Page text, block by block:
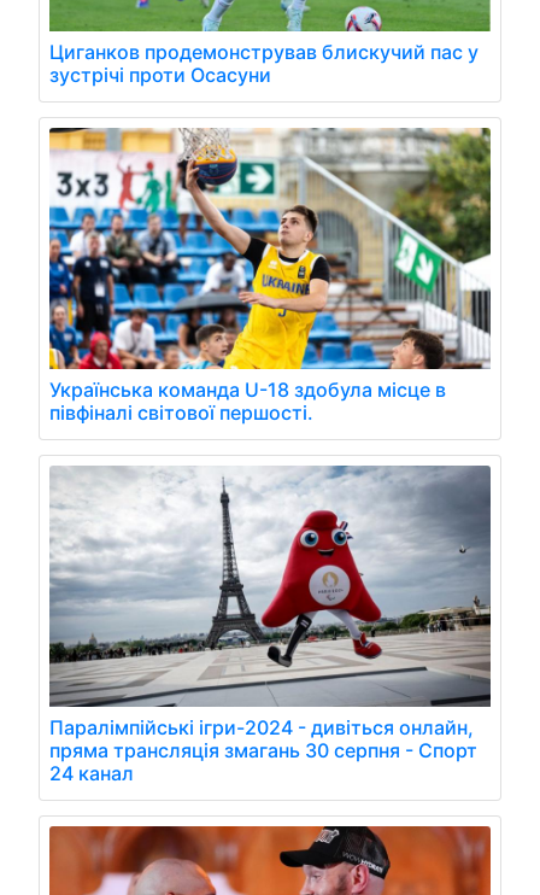
Циганков продемонстрував блискучий пас у
зустрічі проти Осасуни
Українська команда U-18 здобула місце в
півфіналі світової першості.
Паралімпійські ігри-2024 - дивіться онлайн,
пряма трансляція змагань 30 серпня - Спорт
24 канал